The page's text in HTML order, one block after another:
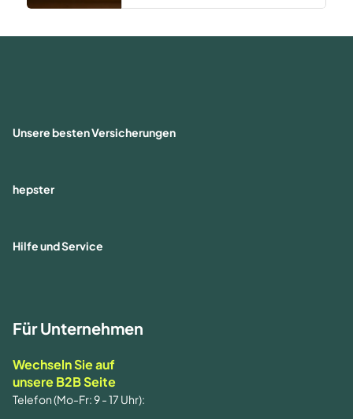
Unsere besten Versicherungen
hepster
Hilfe und Service
Für Unternehmen
Wechseln Sie auf
unsere B2B Seite
Telefon (Mo-Fr: 9 - 17 Uhr):